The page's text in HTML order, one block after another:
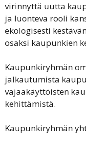
virinnyttä uutta
ja luonteva rooli
ekologisesti
osaksi kaupunkien
Kaupunkiryhmän
jalkautumista
vajaakäyttöisten
kehittämistä.
Kaupunkiryhmän